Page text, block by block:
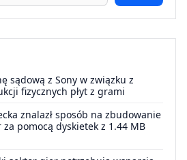
sądową z Sony w związku z
fizycznych płyt z grami
znalazł sposób na zbudowanie
pomocą dyskietek z 1.44 MB